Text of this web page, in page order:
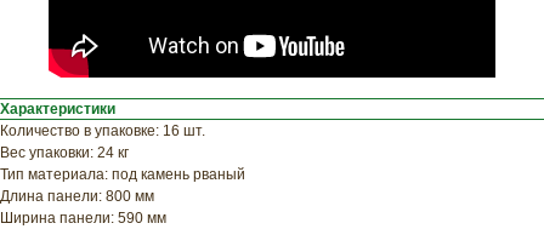
Характеристики
Количество в упаковке: 16 шт.
Вес упаковки: 24 кг
Тип материала: под камень рваный
Длина панели: 800 мм
Ширина панели: 590 мм